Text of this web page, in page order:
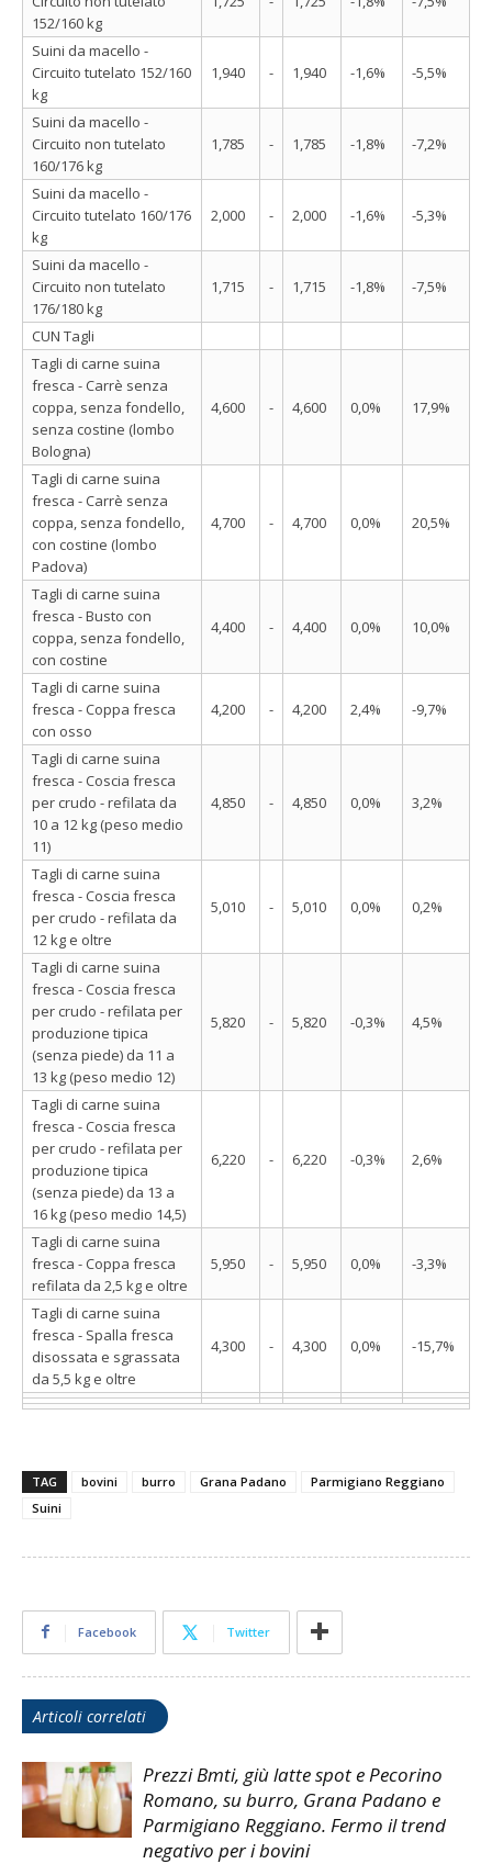
152/160 kg
Suini da macello -
Circuito tutelato 152/160
kg
1,940 - 1,940 -1,6% -5,5%
Suini da macello -
Circuito non tutelato
160/176 kg
1,785 - 1,785 -1,8% -7,2%
Suini da macello -
Circuito tutelato 160/176
kg
2,000 - 2,000 -1,6% -5,3%
Suini da macello -
Circuito non tutelato
176/180 kg
1,715 - 1,715 -1,8% -7,5%
CUN Tagli
Tagli di carne suina
fresca - Carrè senza
coppa, senza fondello,
senza costine (lombo
Bologna)
4,600 - 4,600 0,0% 17,9%
Tagli di carne suina
fresca - Carrè senza
coppa, senza fondello,
con costine (lombo
Padova)
4,700 - 4,700 0,0% 20,5%
Tagli di carne suina
fresca - Busto con
coppa, senza fondello,
con costine
4,400 - 4,400 0,0% 10,0%
Tagli di carne suina
fresca - Coppa fresca
con osso
4,200 - 4,200 2,4% -9,7%
Tagli di carne suina
fresca - Coscia fresca
per crudo - refilata da
10 a 12 kg (peso medio
11)
4,850 - 4,850 0,0% 3,2%
Tagli di carne suina
fresca - Coscia fresca
per crudo - refilata da
12 kg e oltre
5,010 - 5,010 0,0% 0,2%
Tagli di carne suina
fresca - Coscia fresca
per crudo - refilata per
produzione tipica
(senza piede) da 11 a
13 kg (peso medio 12)
5,820 - 5,820 -0,3% 4,5%
Tagli di carne suina
fresca - Coscia fresca
per crudo - refilata per
produzione tipica
(senza piede) da 13 a
16 kg (peso medio 14,5)
6,220 - 6,220 -0,3% 2,6%
Tagli di carne suina
fresca - Coppa fresca
refilata da 2,5 kg e oltre
5,950 - 5,950 0,0% -3,3%
Tagli di carne suina
fresca - Spalla fresca
disossata e sgrassata
da 5,5 kg e oltre
4,300 - 4,300 0,0% -15,7%
TAG bovini burro Grana Padano
Parmigiano Reggiano
Suini
Facebook Twitter
Articoli correlati
Prezzi Bmti, giù latte spot e Pecorino
Romano, su burro, Grana Padano e
Parmigiano Reggiano. Fermo il trend
negativo per i bovini